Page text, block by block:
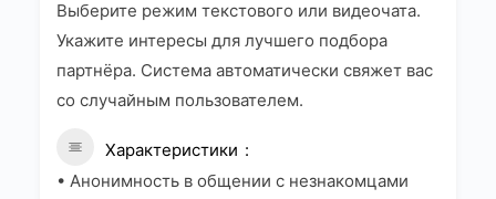
Выберите режим текстового или видеочата.
Укажите интересы для лучшего подбора
партнёра. Система автоматически свяжет вас
со случайным пользователем.
Характеристики
• Анонимность в общении с незнакомцами